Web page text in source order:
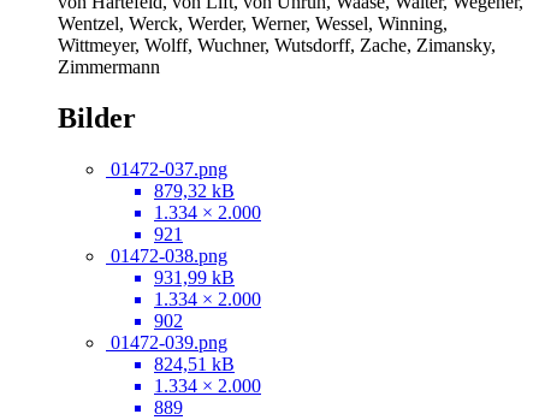
Wentzel, Werck, Werder, Werner, Wessel, Winning,
Wittmeyer, Wolff, Wuchner, Wutsdorff, Zache, Zimansky,
Zimmermann
Bilder
01472-037.png
879,32 kB
1.334 × 2.000
921
01472-038.png
931,99 kB
1.334 × 2.000
902
01472-039.png
824,51 kB
1.334 × 2.000
889